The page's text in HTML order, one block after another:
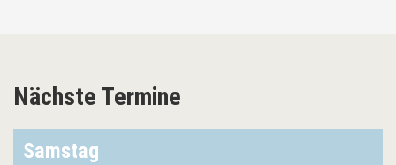
Nächste Termine
Samstag